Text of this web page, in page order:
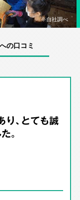
※自社調べ
の口コミ
、とても誠
。